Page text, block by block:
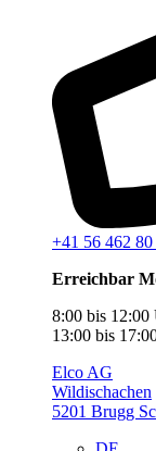
+41 56 462 80
Erreichbar
8:00 bis 12:00
13:00 bis
Elco AG
Wildischachen
5201 Brugg